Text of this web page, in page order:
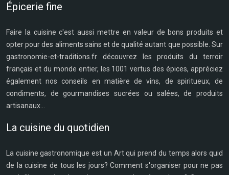
Épicerie fine
Faire la cuisine c'est aussi mettre en valeur de bons produits et
opter pour des aliments sains et de qualité autant que possible. Sur
gastronomie-et-traditions.fr découvrez les produits du terroir
français et du monde entier, les 1001 vertus des épices, appréciez
également nos conseils en matière de vins, de spiritueux, de
condiments, de gourmandises sucrées ou salées, de produits
artisanaux...
La cuisine du quotidien
La cuisine gastronomique est un Art qui prend du temps alors quid
de la cuisine de tous les jours? Comment s'organiser pour ne pas